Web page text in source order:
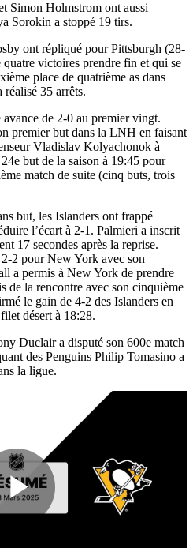
Simon Holmstrom ont aussi
Sorokin a stoppé 19 tirs.
ont répliqué pour Pittsburgh (28-
victoires prendre fin et qui se
place de quatrième as dans
35 arrêts.
de 2-0 au premier vingt.
premier but dans la LNH en faisant
Vladislav Kolyachonok à
but de la saison à 19:45 pour
match de suite (cinq buts, trois
but, les Islanders ont frappé
l’écart à 2-1. Palmieri a inscrit
17 secondes après la reprise.
2 pour New York avec son
a permis à New York de prendre
de la rencontre avec son cinquième
le gain de 4-2 des Islanders en
désert à 18:28.
Duclair a disputé son 600e match
des Penguins Philip Tomasino a
la ligue.
Play